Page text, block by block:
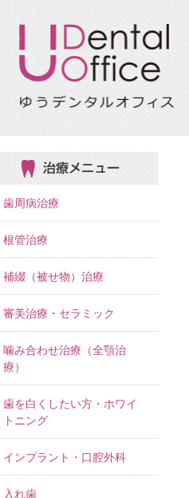
治療メニュー
歯周病治療
根管治療
補綴（被せ物）治療
審美治療・セラミック
噛み合わせ治療（全顎治
療）
歯を白くしたい方・ホワイ
トニング
インプラント・口腔外科
入れ歯